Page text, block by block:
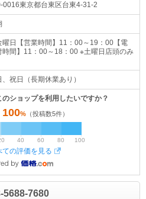
0016東京都台東区台東4-31-2
曜日【営業時間】11：00～19：00【電
時間】11：00～18：00 ※土曜日店頭のみ
、祝日（長期休業あり）
のショップを利用したいですか？
100% （投稿数5件）
40 60 80 100
ての評価を見る
5688-7680